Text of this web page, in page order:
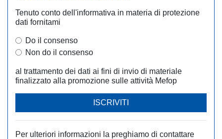
Tenuto conto dell'informativa in materia di protezione
dati fornitami
Do il consenso
Non do il consenso
al trattamento dei dati ai fini di invio di materiale
finalizzato alla promozione sulle attività Mefop
ISCRIVITI
Per ulteriori informazioni la preghiamo di contattare